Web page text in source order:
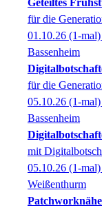
Geteiltes
für die
01.10.26 (1-mal)
Bassenheim
für die
05.10.26 (1-mal)
Bassenheim
mit
05.10.26 (1-mal)
Weißenthurm